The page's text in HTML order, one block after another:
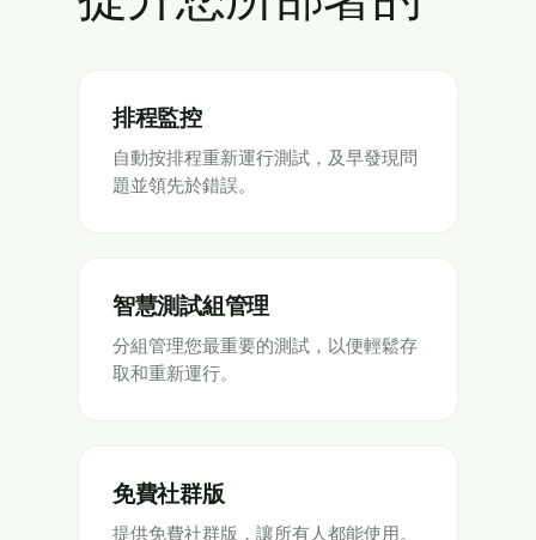
排程監控
自動按排程重新運行測試，及早發現問
題並領先於錯誤。
智慧測試組管理
分組管理您最重要的測試，以便輕鬆存
取和重新運行。
免費社群版
提供免費社群版，讓所有人都能使用。